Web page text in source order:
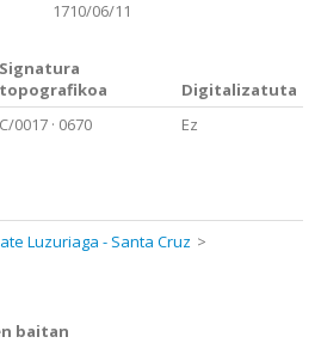
1710/06/11
Signatura
topografikoa
Digitalizatuta
C/0017 · 0670 Ez
Luzuriaga - Santa Cruz
baitan